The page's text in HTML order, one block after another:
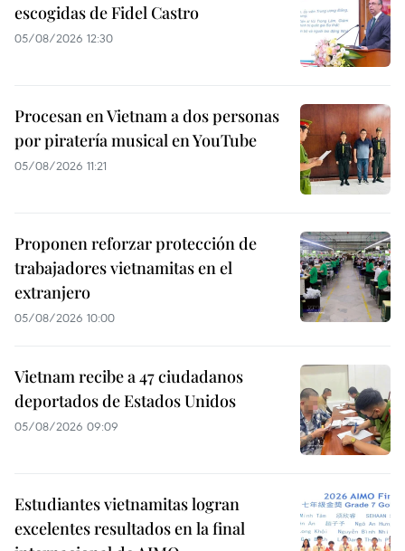
escogidas de Fidel Castro
05/08/2026 12:30
Procesan en Vietnam a dos personas
por piratería musical en YouTube
05/08/2026 11:21
Proponen reforzar protección de
trabajadores vietnamitas en el
extranjero
05/08/2026 10:00
Vietnam recibe a 47 ciudadanos
deportados de Estados Unidos
05/08/2026 09:09
Estudiantes vietnamitas logran
excelentes resultados en la final